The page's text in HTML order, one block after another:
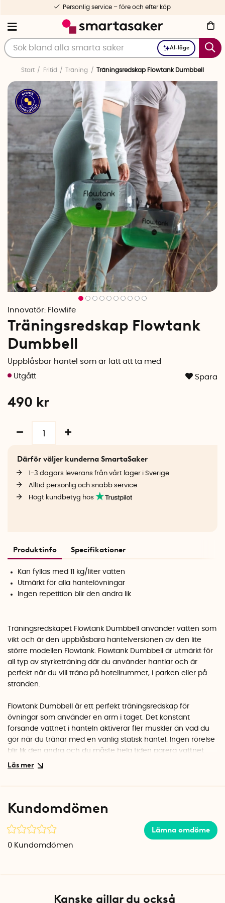
AI-läge
Personlig service – före och efter köp
Start Fritid Träning Träningsredskap Flowtank Dumbbell
Innovatör: Flowlife
Träningsredskap Flowtank
Dumbbell
Uppblåsbar hantel som är lätt att ta med
Spara
490 kr
Därför väljer kunderna SmartaSaker
1-3 dagars leverans från vårt lager i Sverige
Alltid personlig och snabb service
Högt kundbetyg hos
Produktinfo Specifikationer
Kan fyllas med 11 kg/liter vatten
Utmärkt för alla hantelövningar
Ingen repetition blir den andra lik
Träningsredskapet Flowtank Dumbbell använder vatten som
vikt och är den uppblåsbara hantelversionen av den lite
större modellen Flowtank. Flowtank Dumbbell är utmärkt för
all typ av styrketräning där du använder hantlar och är
perfekt när du vill träna på hotellrummet, i parken eller på
stranden.
Flowtank Dumbbell är ett perfekt träningsredskap för
övningar som använder en arm i taget. Det konstant
forsande vattnet i hanteln aktiverar fler muskler än vad du
gör när du tränar med en vanlig statisk hantel. Ingen rörelse
blir lik den andra och du måste hela tiden parera vattnet
som utmanar din styrka, balans och koordination.
Hanteln kan fyllas med upp till 11 liter/kg vatten. Använd ett
Flowtank Dumbbell kan användas till många olika typer av
Kundomdömen
Lämna omdöme
0 Kundomdömen
Kanske gillar du också